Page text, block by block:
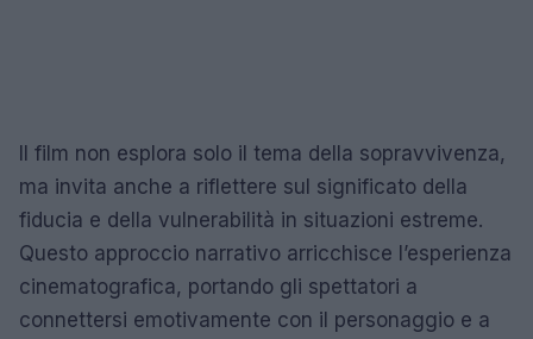
Il film non esplora solo il tema della sopravvivenza,
ma invita anche a riflettere sul significato della
fiducia e della vulnerabilità in situazioni estreme.
Questo approccio narrativo arricchisce l’esperienza
cinematografica, portando gli spettatori a
connettersi emotivamente con il personaggio e a